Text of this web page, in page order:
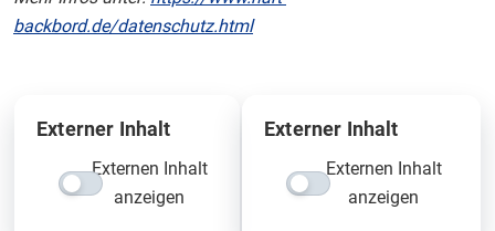
backbord.de/datenschutz.html
Externer Inhalt
Externen Inhalt
anzeigen
Externer Inhalt
Externen Inhalt
anzeigen